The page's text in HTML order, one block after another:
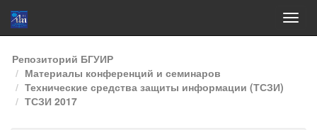
Skip
navigation
Репозиторий БГУИР
Материалы конференций и семинаров
Технические средства защиты информации (ТСЗИ)
ТСЗИ 2017